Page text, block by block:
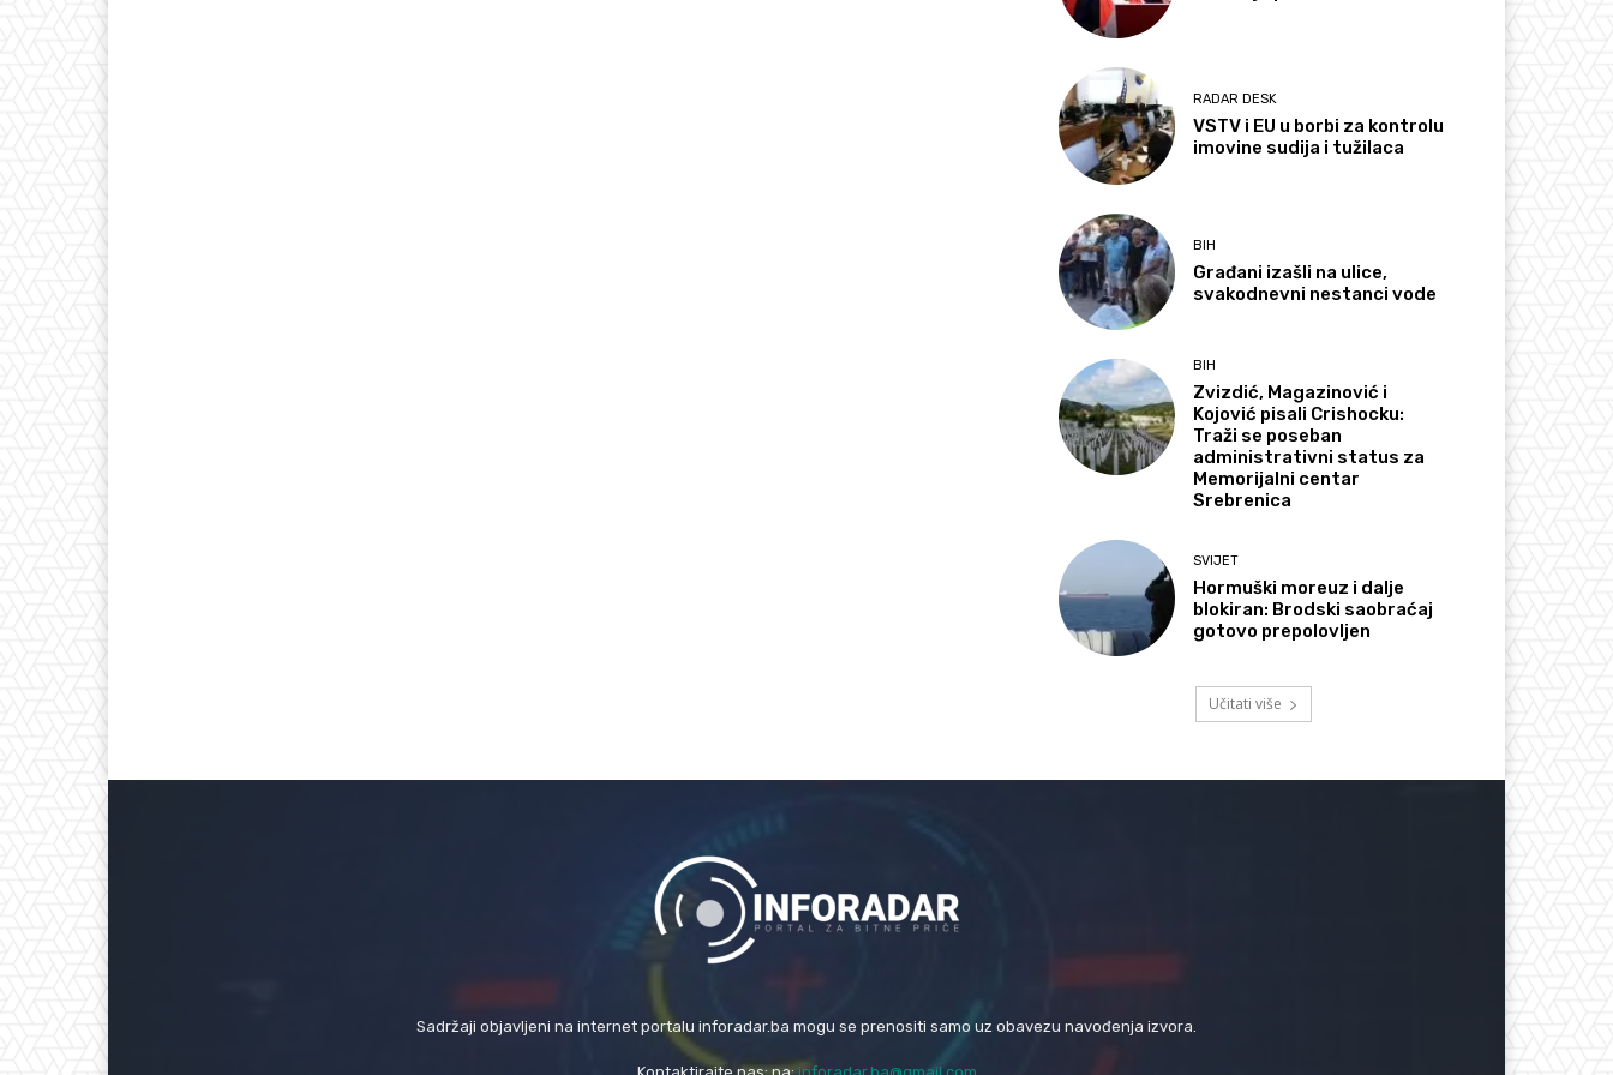
RADAR DESK
VSTV i EU u borbi za kontrolu
imovine sudija i tužilaca
BIH
Građani izašli na ulice,
svakodnevni nestanci vode
BIH
Zvizdić, Magazinović i
Kojović pisali Crishocku:
Traži se poseban
administrativni status za
Memorijalni centar
Srebrenica
SVIJET
Hormuški moreuz i dalje
blokiran: Brodski saobraćaj
gotovo prepolovljen
Učitati više
Sadržaji objavljeni na internet portalu inforadar.ba mogu se prenositi samo uz obavezu navođenja izvora.